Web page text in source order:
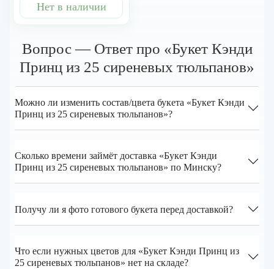
Нет в наличии
Вопрос — Ответ про «Букет Кэнди
Принц из 25 сиреневых тюльпанов»
Можно ли изменить состав/цвета букета «Букет Кэнди
Принц из 25 сиреневых тюльпанов»?
Сколько времени займёт доставка «Букет Кэнди
Принц из 25 сиреневых тюльпанов» по Минску?
Получу ли я фото готового букета перед доставкой?
Что если нужных цветов для «Букет Кэнди Принц из
25 сиреневых тюльпанов» нет на складе?